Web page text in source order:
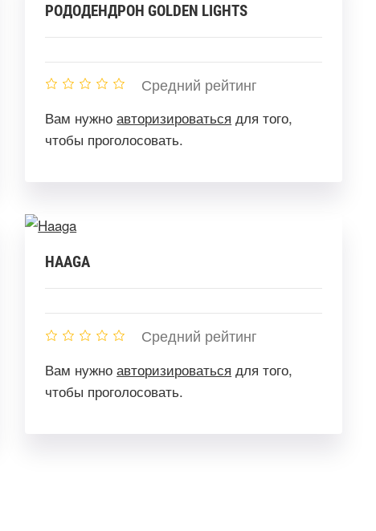
РОДОДЕНДРОН GOLDEN LIGHTS
Средний рейтинг
Вам нужноавторизироваться для того,
чтобы проголосовать.
HAAGA
Средний рейтинг
Вам нужноавторизироваться для того,
чтобы проголосовать.